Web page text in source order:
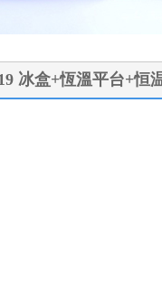
冰盒+恆溫平台+恒